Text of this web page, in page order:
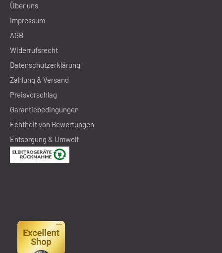
Über uns
Impressum
AGB
Widerrufsrecht
Datenschutzerklärung
Zahlung & Versand
Preisvorschlag
Garantiebedingungen
Echtheit von Bewertungen
Entsorgung & Umwelt